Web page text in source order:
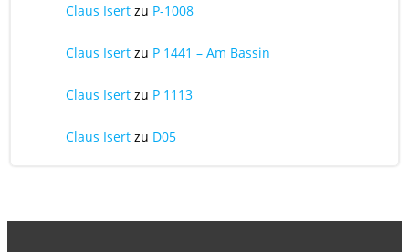
Claus Isert zu P-1008
Claus Isert zu P 1441 – Am Bassin
Claus Isert zu P 1113
Claus Isert zu D05